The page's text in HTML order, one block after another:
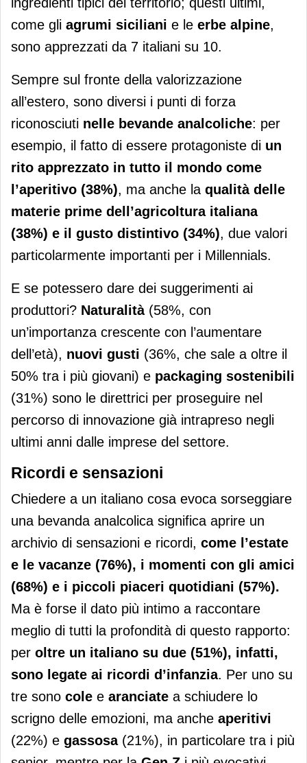
come gli agrumi siciliani e le erbe alpine,
sono apprezzati da 7 italiani su 10.
Sempre sul fronte della valorizzazione
all’estero, sono diversi i punti di forza
riconosciuti nelle bevande analcoliche: per
esempio, il fatto di essere protagoniste di un
rito apprezzato in tutto il mondo come
l’aperitivo (38%), ma anche la qualità delle
materie prime dell’agricoltura italiana
(38%) e il gusto distintivo (34%), due valori
particolarmente importanti per i Millennials.
E se potessero dare dei suggerimenti ai
produttori? Naturalità (58%, con
un’importanza crescente con l’aumentare
dell’età), nuovi gusti (36%, che sale a oltre il
50% tra i più giovani) e packaging sostenibili
(31%) sono le direttrici per proseguire nel
percorso di innovazione già intrapreso negli
ultimi anni dalle imprese del settore.
Ricordi e sensazioni
Chiedere a un italiano cosa evoca sorseggiare
una bevanda analcolica significa aprire un
archivio di sensazioni e ricordi, come l’estate
e le vacanze (76%), i momenti con gli amici
(68%) e i piccoli piaceri quotidiani (57%).
Ma è forse il dato più intimo a raccontare
meglio di tutti la profondità di questo rapporto:
per oltre un italiano su due (51%), infatti,
sono legate ai ricordi d’infanzia. Per uno su
tre sono cole e aranciate a schiudere lo
scrigno delle emozioni, ma anche aperitivi
(22%) e gassosa (21%), in particolare tra i più